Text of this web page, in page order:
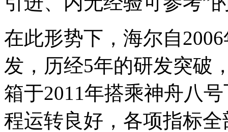
在此形势下，海尔自
发，历经5年的研发突破
箱于2011年搭乘神舟八
程运转良好，各项指标